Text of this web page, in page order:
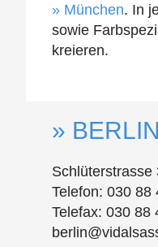
München. In
sowie
kreieren.
BERLIN
Schlüterstrasse
Telefon: 030 88
Telefax: 030 88